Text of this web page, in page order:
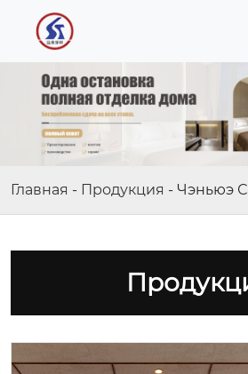
Главная - Продукция - Чэньюэ